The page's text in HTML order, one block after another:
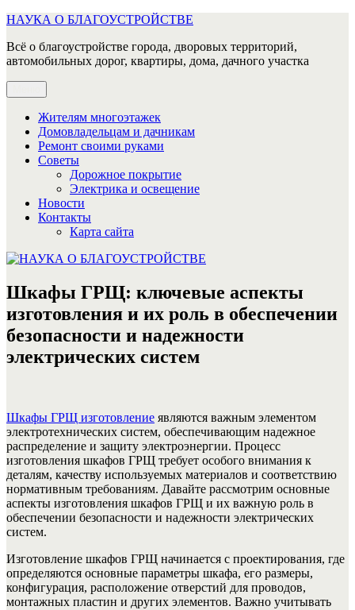
Перейти
содержимому
НАУКА О БЛАГОУСТРОЙСТВЕ
Всё о благоустройстве города, дворовых территорий,
автомобильных дорог, квартиры, дома, дачного участка
Жителям многоэтажек
Домовладельцам и дачникам
Ремонт своими руками
Советы
Дорожное покрытие
Электрика и освещение
Новости
Контакты
Карта сайта
Шкафы ГРЩ: ключевые аспекты
изготовления и их роль в обеспечении
безопасности и надежности
электрических систем
Шкафы ГРЩ изготовление являются важным элементом
электротехнических систем, обеспечивающим надежное
распределение и защиту электроэнергии. Процесс
изготовления шкафов ГРЩ требует особого внимания к
деталям, качеству используемых материалов и соответствию
нормативным требованиям. Давайте рассмотрим основные
аспекты изготовления шкафов ГРЩ и их важную роль в
обеспечении безопасности и надежности электрических
систем.
Изготовление шкафов ГРЩ начинается с проектирования, где
определяются основные параметры шкафа, его размеры,
конфигурация, расположение отверстий для проводов,
монтажных пластин и других элементов. Важно учитывать